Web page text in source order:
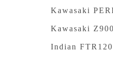
Kawasaki
Kawasaki
Indian